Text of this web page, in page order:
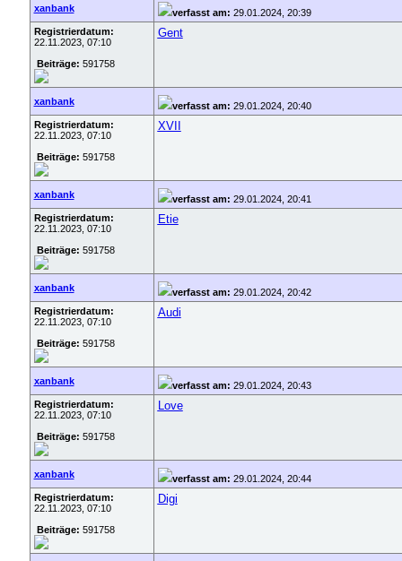
xanbank verfasst am: 29.01.2024, 20:39
Registrierdatum:
22.11.2023, 07:10
Beiträge: 591758
Gent
xanbank verfasst am: 29.01.2024, 20:40
Registrierdatum:
22.11.2023, 07:10
Beiträge: 591758
XVII
xanbank verfasst am: 29.01.2024, 20:41
Registrierdatum:
22.11.2023, 07:10
Beiträge: 591758
Etie
xanbank verfasst am: 29.01.2024, 20:42
Registrierdatum:
22.11.2023, 07:10
Beiträge: 591758
Audi
xanbank verfasst am: 29.01.2024, 20:43
Registrierdatum:
22.11.2023, 07:10
Beiträge: 591758
Love
xanbank verfasst am: 29.01.2024, 20:44
Registrierdatum:
22.11.2023, 07:10
Beiträge: 591758
Digi